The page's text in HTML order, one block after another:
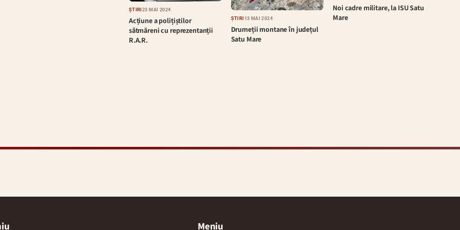
ȘTIRI 23 MAI 2024
Acțiune a polițiștilor
sătmăreni cu reprezentanții
R.A.R.
ȘTIRI 13 MAI 2024
Drumeții montane în județul
Satu Mare
Noi cadre militare, la ISU Satu
Mare
Meniu